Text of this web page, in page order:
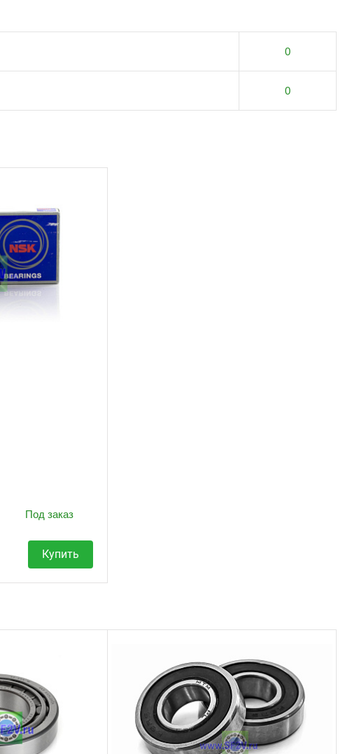
0
0
Под заказ
Купить